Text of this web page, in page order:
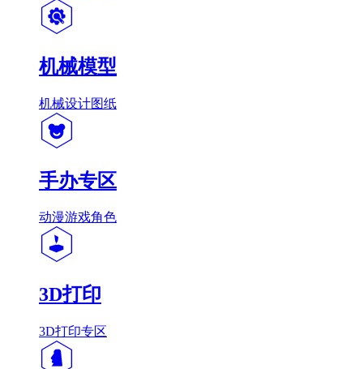
机械模型
机械设计图纸
手办专区
动漫游戏角色
3D打印
3D打印专区